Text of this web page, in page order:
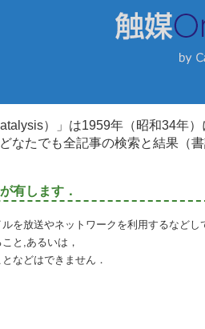
）」は1959年（昭和34年
なたでも全記事の検索と結果（
有します．
を放送やネットワークを利用するなど
と,あるいは，
などはできません．